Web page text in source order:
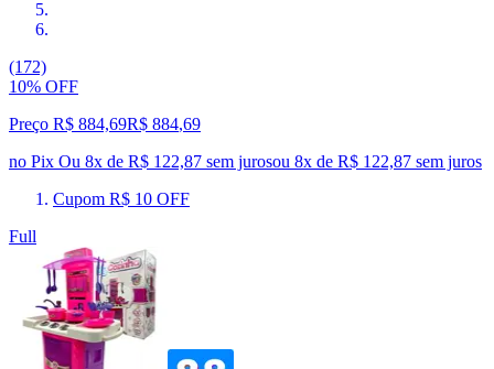
(172)
10% OFF
Preço R$ 884,69R$ 884,69
no Pix Ou 8x de R$ 122,87 sem jurosou 8x de R$ 122,87 sem juros
Cupom R$ 10 OFF
Full